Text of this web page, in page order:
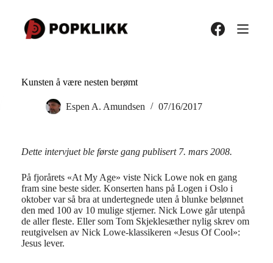
innholdet
Kunsten å være nesten berømt
Espen A. Amundsen 07/16/2017
Dette intervjuet ble første gang publisert 7. mars 2008.
På fjorårets «At My Age» viste Nick Lowe nok en gang
fram sine beste sider. Konserten hans på Logen i Oslo i
oktober var så bra at undertegnede uten å blunke belønnet
den med 100 av 10 mulige stjerner. Nick Lowe går utenpå
de aller fleste. Eller som Tom Skjeklesæther nylig skrev om
reutgivelsen av Nick Lowe-klassikeren «Jesus Of Cool»:
Jesus lever.